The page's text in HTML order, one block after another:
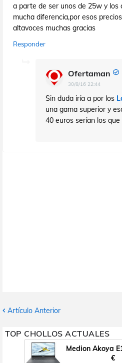
a parte de ser unos de 25w y los
mucha diferencia,por esos
altavoces muchas gracias
Responder
Ofertaman
30/8/16 22:44
Sin duda iría a por los
una gama superior y
40 euros serían los
Artículo Anterior
TOP CHOLLOS ACTUALES
Medion Akoya
€